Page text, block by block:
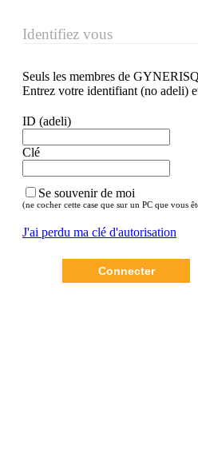
Identifiez vous
Seuls les membres de
Entrez votre identifiant (no adeli)
ID (adeli)
Clé
Se souvenir de moi
(ne cocher cette case que sur un PC que vous
J'ai perdu ma clé d'autorisation